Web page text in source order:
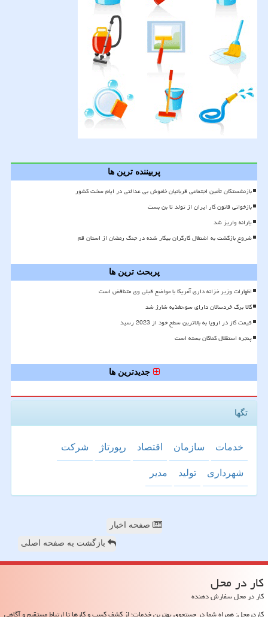
پربیننده ترین ها
بازنشستگان تأمین اجتماعی قربانیان خاموش بی عدالتی در ایام سخت کشور
بازخوانی قانون کار ایران از تولد تا بن بست
یارانه واریز شد
شروع بازگشت به اشتغال کارگران بیکار شده در جنگ رمضان از استان قم
پربحث ترین ها
اظهارات وزیر خزانه داری آمریکا با مواضع قبلی وی متناقض است
کالا برگ خردسالان دارای سوءتغذیه شارژ شد
قیمت گاز در اروپا به بالاترین سطح خود از 2023 رسید
پنجره استقلال کماکان بسته است
جدیدترین ها
تگها
خدمات سازمان اقتصاد رپورتاژ شركت
شهرداری تولید مدیر
صفحه اخبار
بازگشت به صفحه اصلی
كار در محل
کار در محل سفارش دهنده